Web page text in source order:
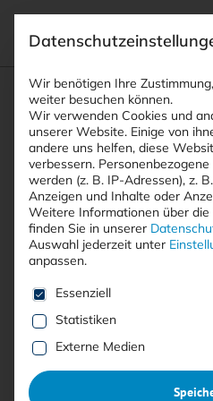
Suchfeld
Breadcrumb-Navigation
STARTSEITE
ARTIKEL
ANDROID-TROJANER
Inhaltsverzeichnis
Free
Android-
Wir benötigen Ihre
weiter besuchen können.
Wir verwenden Cookies und
unserer Website. Einige von
andere uns helfen, diese
verbessern.
werden (z. B. IP-Adressen), z.
Anzeigen und Inhalte oder
Weitere Informationen über
finden Sie in unserer
Auswahl jederzeit unter
anpassen.
Es folgt eine Liste der
Essenziell
Statistiken
Externe Medien